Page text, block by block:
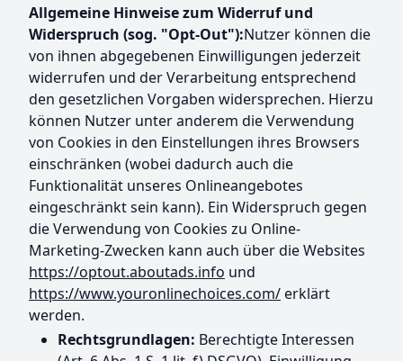
Allgemeine Hinweise zum Widerruf und
Widerspruch (sog. "Opt-Out"):Nutzer können die
von ihnen abgegebenen Einwilligungen jederzeit
widerrufen und der Verarbeitung entsprechend
den gesetzlichen Vorgaben widersprechen. Hierzu
können Nutzer unter anderem die Verwendung
von Cookies in den Einstellungen ihres Browsers
einschränken (wobei dadurch auch die
Funktionalität unseres Onlineangebotes
eingeschränkt sein kann). Ein Widerspruch gegen
die Verwendung von Cookies zu Online-
Marketing-Zwecken kann auch über die Websites
https://optout.aboutads.info und
https://www.youronlinechoices.com/erklärt
werden.
Rechtsgrundlagen: Berechtigte Interessen